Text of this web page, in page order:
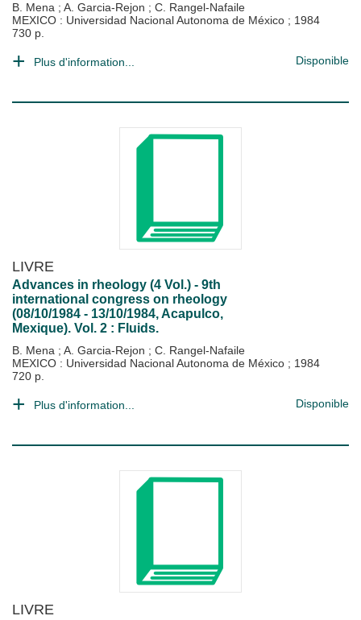
B. Mena ; A. Garcia-Rejon ; C. Rangel-Nafaile
MEXICO : Universidad Nacional Autonoma de México ; 1984
730 p.
Plus d'information... Disponible
LIVRE
Advances in rheology (4 Vol.) - 9th
international congress on rheology
(08/10/1984 - 13/10/1984, Acapulco,
Mexique). Vol. 2 : Fluids.
B. Mena ; A. Garcia-Rejon ; C. Rangel-Nafaile
MEXICO : Universidad Nacional Autonoma de México ; 1984
720 p.
Plus d'information... Disponible
LIVRE